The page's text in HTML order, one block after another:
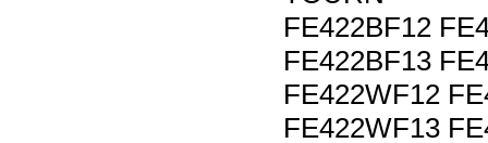
FE422BF12
FE422BF13
FE422WF12
FE422WF13